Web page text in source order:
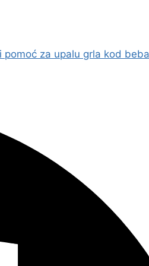
za upalu grla kod